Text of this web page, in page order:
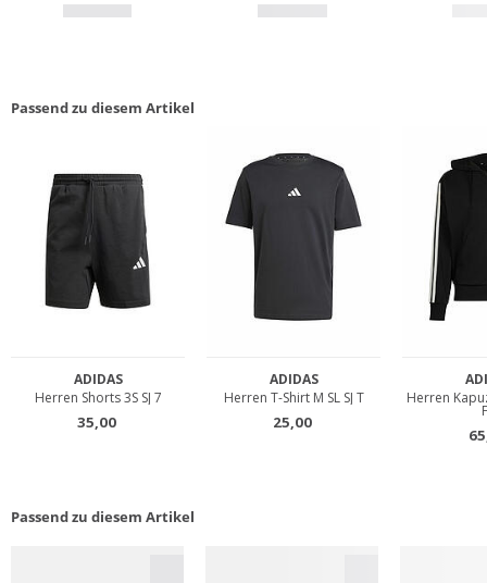
Passend zu diesem Artikel
Passend zu diesem Artikel